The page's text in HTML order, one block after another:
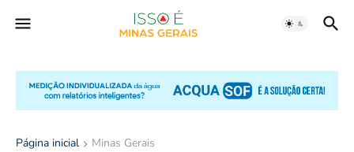
Página inicial Minas Gerais